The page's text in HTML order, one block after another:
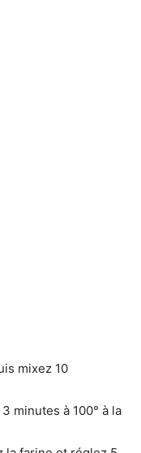
mixez 10
minutes à 100° à la